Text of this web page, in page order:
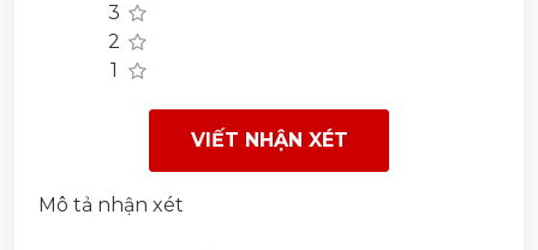
3
2
1
VIẾT NHẬN XÉT
Mô tả nhận xét